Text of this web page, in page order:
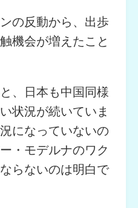
の反動から、出歩
機会が増えたこと
、日本も中国同様
状況が続いていま
になっていないの
・モデルナのワク
らないのは明白で